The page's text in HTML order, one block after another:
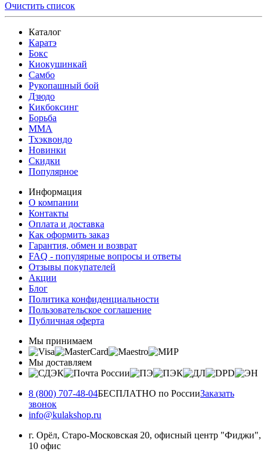
Очистить список
Каталог
Каратэ
Бокс
Киокушинкай
Самбо
Рукопашный бой
Дзюдо
Кикбоксинг
Борьба
MMA
Тхэквондо
Новинки
Скидки
Популярное
Информация
О компании
Контакты
Оплата и доставка
Как оформить заказ
Гарантия, обмен и возврат
FAQ - популярные вопросы и ответы
Отзывы покупателей
Акции
Блог
Политика конфиденциальности
Пользовательское соглашение
Публичная оферта
Мы принимаем
Мы доставляем
8 (800) 707-48-04БЕСПЛАТНО по РоссииЗаказать
звонок
info@kulakshop.ru
г. Орёл, Старо-Московская 20, офисный центр "Фиджи",
10 офис